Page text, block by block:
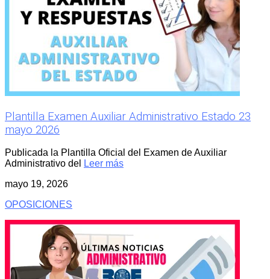
Plantilla Examen Auxiliar Administrativo Estado 23
mayo 2026
Publicada la Plantilla Oficial del Examen de Auxiliar
Administrativo del Leer más
mayo 19, 2026
OPOSICIONES